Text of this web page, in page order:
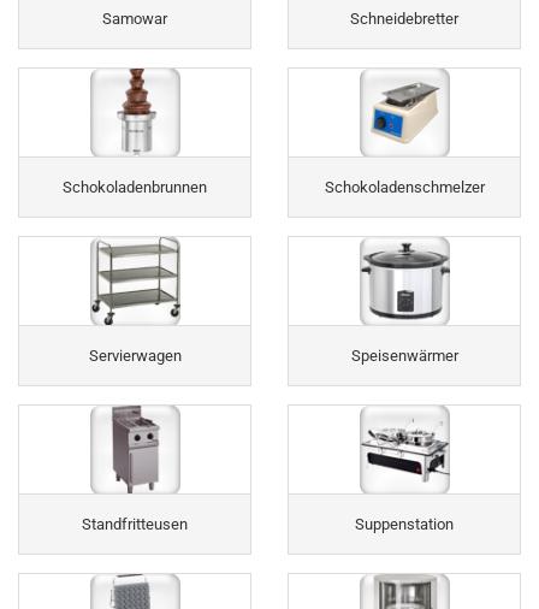
Samowar Schneidebretter
Schokoladenbrunnen Schokoladenschmelzer
Servierwagen Speisenwärmer
Standfritteusen Suppenstation